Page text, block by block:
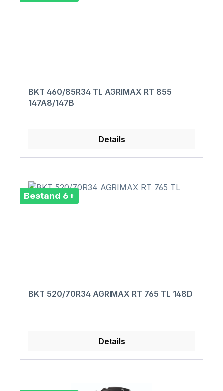
BKT 460/85R34 TL AGRIMAX RT 855
147A8/147B
Details
Bestand 6+
BKT 520/70R34 AGRIMAX RT 765 TL 148D
Details